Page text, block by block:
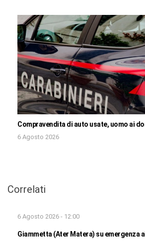
Compravendita di auto usate, uomo ai
6 Agosto 2026
Correlati
6 Agosto 2026 - 12:00
Giammetta (Ater Matera) su emergenza